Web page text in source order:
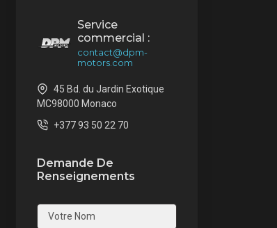
Service
commercial :
contact@dpm-
motors.com
45 Bd. du Jardin Exotique
MC98000 Monaco
+377 93 50 22 70
Demande De
Renseignements